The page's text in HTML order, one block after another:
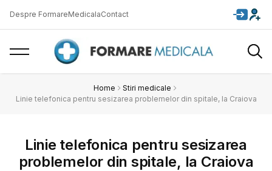
Despre FormareMedicalaContact
Home
Stiri medicale
Linie telefonica pentru sesizarea problemelor din spitale, la Craiova
Linie telefonica pentru sesizarea
problemelor din spitale, la Craiova